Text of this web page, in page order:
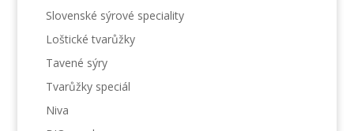
Slovenské sýrové speciality
Loštické tvarůžky
Tavené sýry
Tvarůžky speciál
Niva